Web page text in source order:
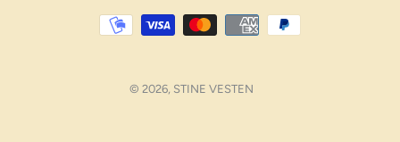
© 2026, STINE VESTEN